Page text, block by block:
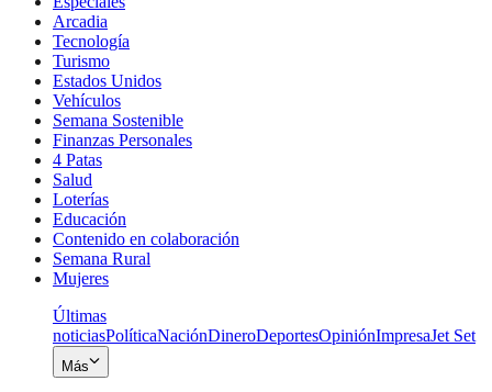
Arcadia
Tecnología
Turismo
Estados Unidos
Vehículos
Semana Sostenible
Finanzas Personales
4 Patas
Salud
Loterías
Educación
Contenido en colaboración
Semana Rural
Mujeres
Últimas
noticiasPolíticaNaciónDineroDeportesOpiniónImpresaJet Set
Más